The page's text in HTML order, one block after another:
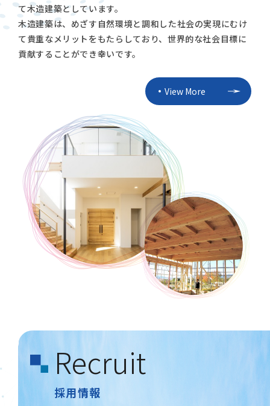
て木造建築としています。
木造建築は、めざす自然環境と調和した社会の実現にむけ
て貴重なメリットをもたらしており、世界的な社会目標に
貢献することができ幸いです。
View More
Recruit
採用情報